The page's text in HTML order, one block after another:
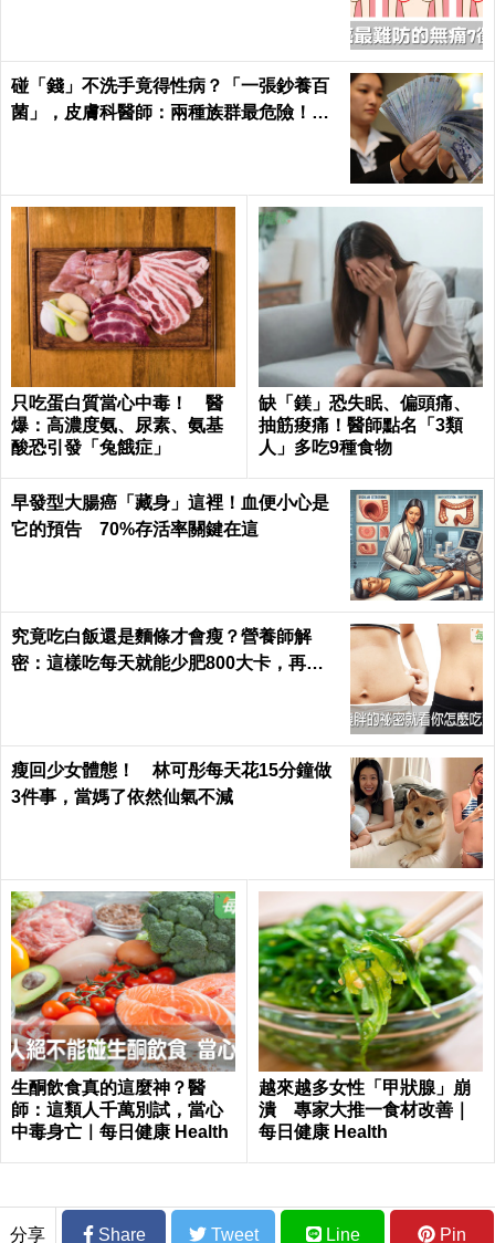
碰「錢」不洗手竟得性病？「一張鈔養百
菌」，皮膚科醫師：兩種族群最危險！｜
只吃蛋白質當心中毒！ 醫
爆：高濃度氨、尿素、氨基
酸恐引發「兔餓症」
缺「鎂」恐失眠、偏頭痛、
抽筋痠痛！醫師點名「3類
人」多吃9種食物
早發型大腸癌「藏身」這裡！血便小心是
它的預告 70%存活率關鍵在這
究竟吃白飯還是麵條才會瘦？營養師解
密：這樣吃每天就能少肥800大卡，再也
瘦回少女體態！ 林可彤每天花15分鐘做
3件事，當媽了依然仙氣不減
生酮飲食真的這麼神？醫
師：這類人千萬別試，當心
中毒身亡｜每日健康 Health
越來越多女性「甲狀腺」崩
潰 專家大推一食材改善｜
每日健康 Health
分享 Share Tweet Line Pin